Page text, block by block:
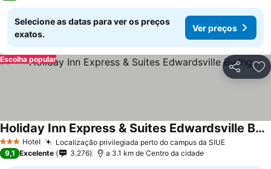
Selecione as datas para ver os preços
exatos.
Ver preços
Partilhar
Escolha popular
3 EstrelasHotel Localização privilegiada perto do campus da SIUEVer
Holiday Inn Express & Suites Edwardsville By Ihg
Ver preços
9,1 Excelente 3.276 a 3.1 km de Centro da cidade